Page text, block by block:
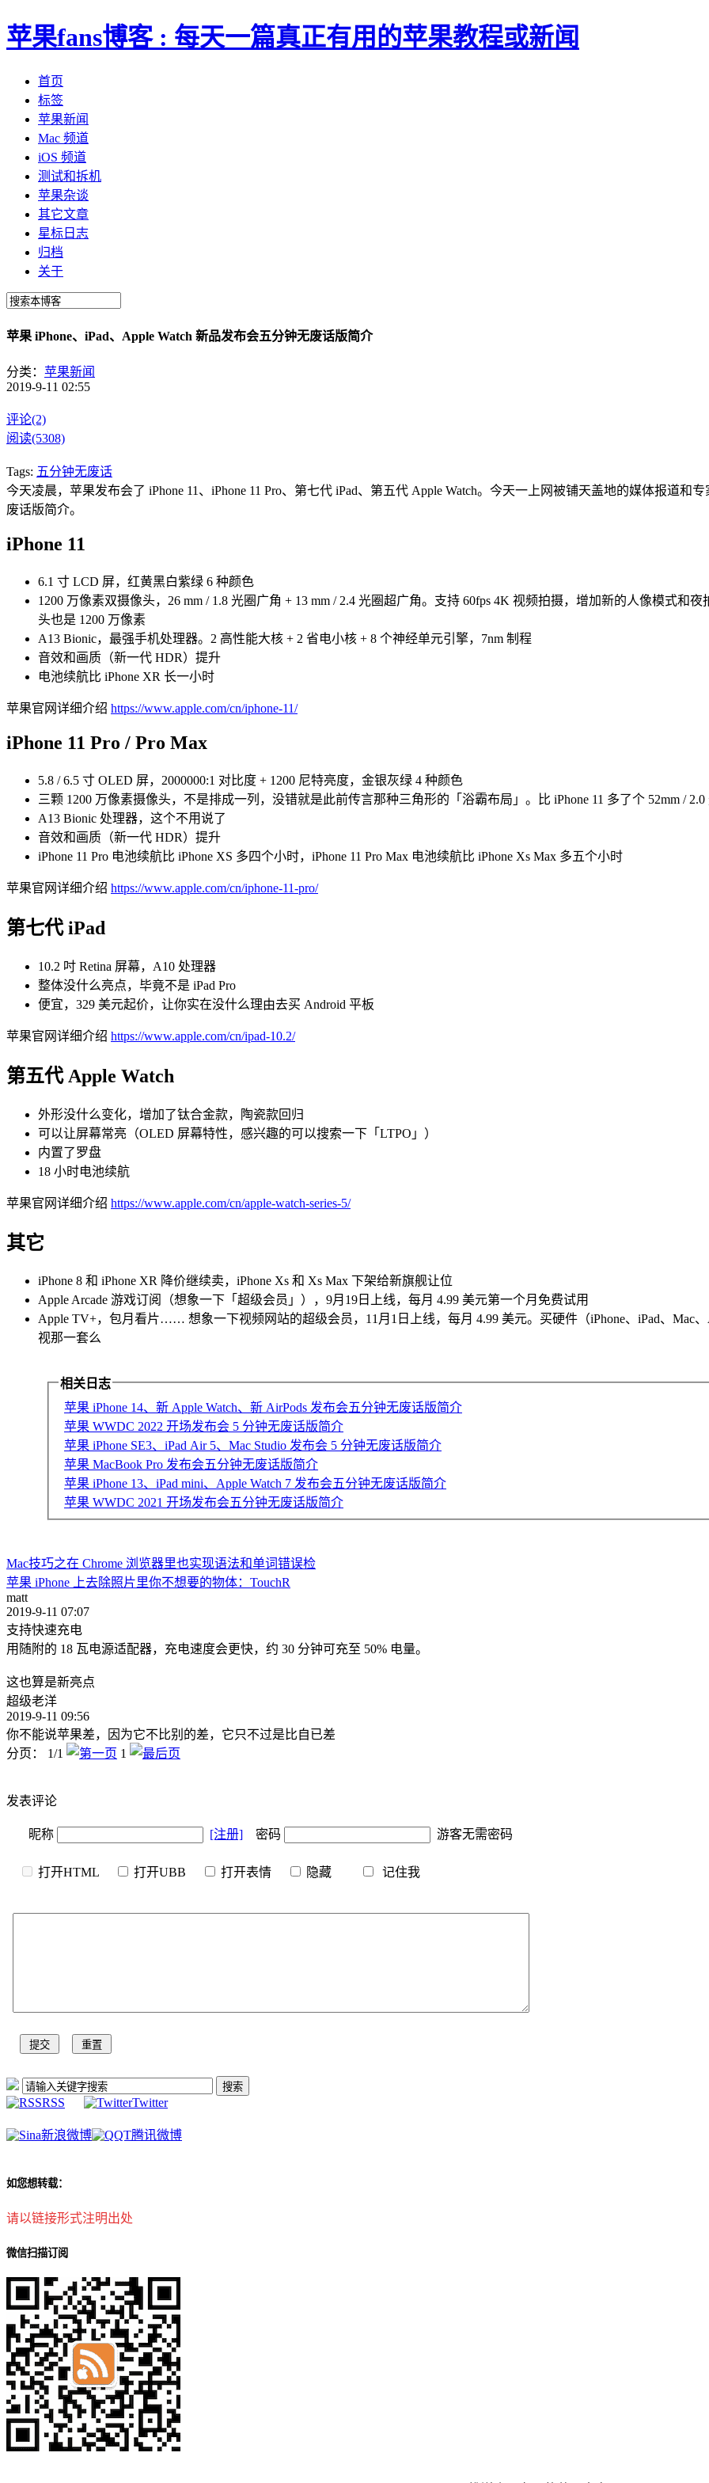
苹果fans博客 : 每天一篇真正有用的苹果教程或新闻
首页
标签
苹果新闻
Mac 频道
iOS 频道
测试和拆机
苹果杂谈
其它文章
星标日志
归档
关于
苹果 iPhone、iPad、Apple Watch 新品发布会五分钟无废话版简介
分类： 苹果新闻
2019-9-11 02:55
评论(2)
阅读(5308)
Tags: 五分钟无废话
今天凌晨，苹果发布会了 iPhone 11、iPhone 11 Pro、第七代 iPad、第五代 Apple Watch。今天一上网被铺天盖地的媒体报道和
废话版简介。
iPhone 11
6.1 寸 LCD 屏，红黄黑白紫绿 6 种颜色
1200 万像素双摄像头，26 mm / 1.8 光圈广角 + 13 mm / 2.4 光圈超广角。支持 60fps 4K 视频拍摄，增加新的人像模式和
头也是 1200 万像素
A13 Bionic，最强手机处理器。2 高性能大核 + 2 省电小核 + 8 个神经单元引擎，7nm 制程
音效和画质（新一代 HDR）提升
电池续航比 iPhone XR 长一小时
苹果官网详细介绍 https://www.apple.com/cn/iphone-11/
iPhone 11 Pro / Pro Max
5.8 / 6.5 寸 OLED 屏，2000000:1 对比度 + 1200 尼特亮度，金银灰绿 4 种颜色
三颗 1200 万像素摄像头，不是排成一列，没错就是此前传言那种三角形的「浴霸布局」。比 iPhone 11 多了个 52mm / 2.0
A13 Bionic 处理器，这个不用说了
音效和画质（新一代 HDR）提升
iPhone 11 Pro 电池续航比 iPhone XS 多四个小时，iPhone 11 Pro Max 电池续航比 iPhone Xs Max 多五个小时
苹果官网详细介绍 https://www.apple.com/cn/iphone-11-pro/
第七代 iPad
10.2 吋 Retina 屏幕，A10 处理器
整体没什么亮点，毕竟不是 iPad Pro
便宜，329 美元起价，让你实在没什么理由去买 Android 平板
苹果官网详细介绍 https://www.apple.com/cn/ipad-10.2/
第五代 Apple Watch
外形没什么变化，增加了钛合金款，陶瓷款回归
可以让屏幕常亮（OLED 屏幕特性，感兴趣的可以搜索一下「LTPO」）
内置了罗盘
18 小时电池续航
苹果官网详细介绍 https://www.apple.com/cn/apple-watch-series-5/
其它
iPhone 8 和 iPhone XR 降价继续卖，iPhone Xs 和 Xs Max 下架给新旗舰让位
Apple Arcade 游戏订阅（想象一下「超级会员」），9月19日上线，每月 4.99 美元第一个月免费试用
Apple TV+，包月看片…… 想象一下视频网站的超级会员，11月1日上线，每月 4.99 美元。买硬件（iPhone、iPad、Mac
视那一套么
相关日志
苹果 iPhone 14、新 Apple Watch、新 AirPods 发布会五分钟无废话版简介
苹果 WWDC 2022 开场发布会 5 分钟无废话版简介
苹果 iPhone SE3、iPad Air 5、Mac Studio 发布会 5 分钟无废话版简介
苹果 MacBook Pro 发布会五分钟无废话版简介
苹果 iPhone 13、iPad mini、Apple Watch 7 发布会五分钟无废话版简介
苹果 WWDC 2021 开场发布会五分钟无废话版简介
Mac技巧之在 Chrome 浏览器里也实现语法和单词错误检
苹果 iPhone 上去除照片里你不想要的物体：TouchR
matt
2019-9-11 07:07
支持快速充电
用随附的 18 瓦电源适配器，充电速度会更快，约 30 分钟可充至 50% 电量。
这也算是新亮点
超级老洋
2019-9-11 09:56
你不能说苹果差，因为它不比别的差，它只不过是比自已差
分页： 1/1
1
发表评论
昵称 [注册] 密码 游客无需密码
打开HTML 打开UBB 打开表情 隐藏 记住我
RSS Twitter
新浪微博 腾讯微博
如您想转载：
请以链接形式注明出处
微信扫描订阅